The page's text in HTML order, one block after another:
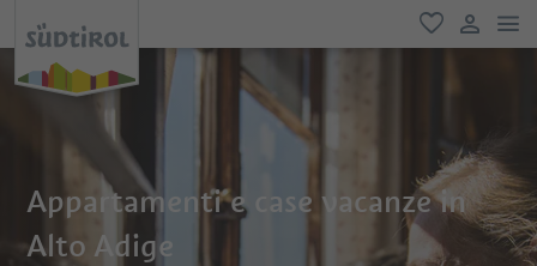
favoriti
user link
Appartamenti e case vacanze in
Alto Adige